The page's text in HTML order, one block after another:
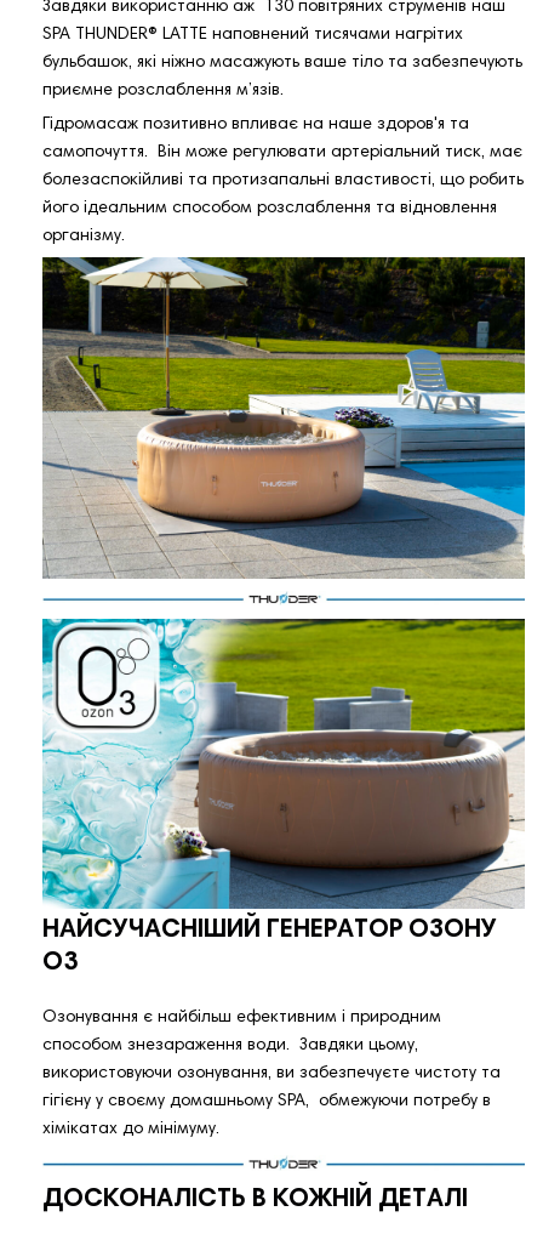
Завдяки використанню аж 130 повітряних струменів наш
SPA THUNDER®️ LATTE наповнений тисячами нагрітих
бульбашок, які ніжно масажують ваше тіло та забезпечують
приємне розслаблення м’язів.
Гідромасаж позитивно впливає на наше здоров'я та
самопочуття. Він може регулювати артеріальний тиск, має
болезаспокійливі та протизапальні властивості, що робить
його ідеальним способом розслаблення та відновлення
організму.
НАЙСУЧАСНІШИЙ ГЕНЕРАТОР ОЗОНУ
О3
Озонування є найбільш ефективним і природним
способом знезараження води. Завдяки цьому,
використовуючи озонування, ви забезпечуєте чистоту та
гігієну у своєму домашньому SPA, обмежуючи потребу в
хімікатах до мінімуму.
ДОСКОНАЛІСТЬ В КОЖНІЙ ДЕТАЛІ